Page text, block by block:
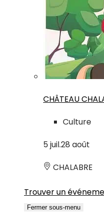
CHÂTEAU
Culture
5 juil.28 août
CHALABRE
Trouver un
Fermer sous-menu